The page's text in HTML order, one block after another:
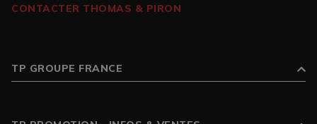
CONTACTER THOMAS & PIRON
TP GROUPE FRANCE